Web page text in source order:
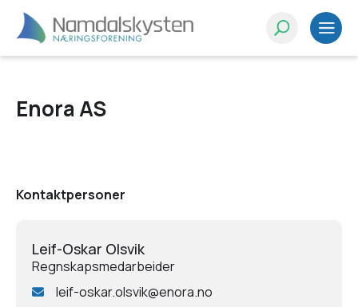
Enora AS
Kontaktpersoner
Leif-Oskar Olsvik
Regnskapsmedarbeider
leif-oskar.olsvik@enora.no